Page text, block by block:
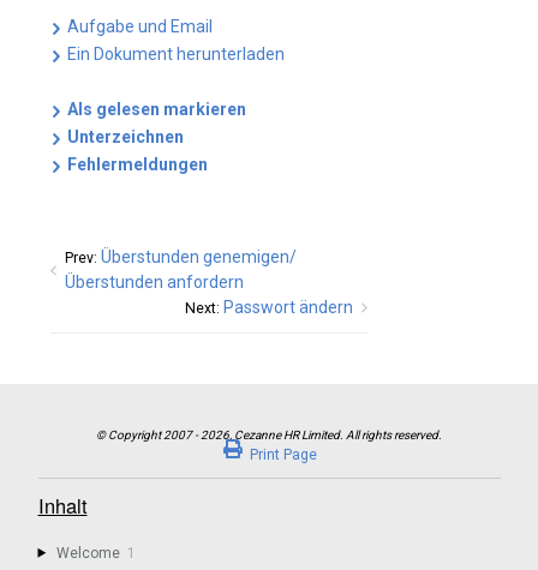
Aufgabe und Email
Ein Dokument herunterladen
Als gelesen markieren
Unterzeichnen
Fehlermeldungen
Prev: Überstunden genemigen/
Überstunden anfordern
Next: Passwort ändern
Inhalt
Welcome 1
Print Page